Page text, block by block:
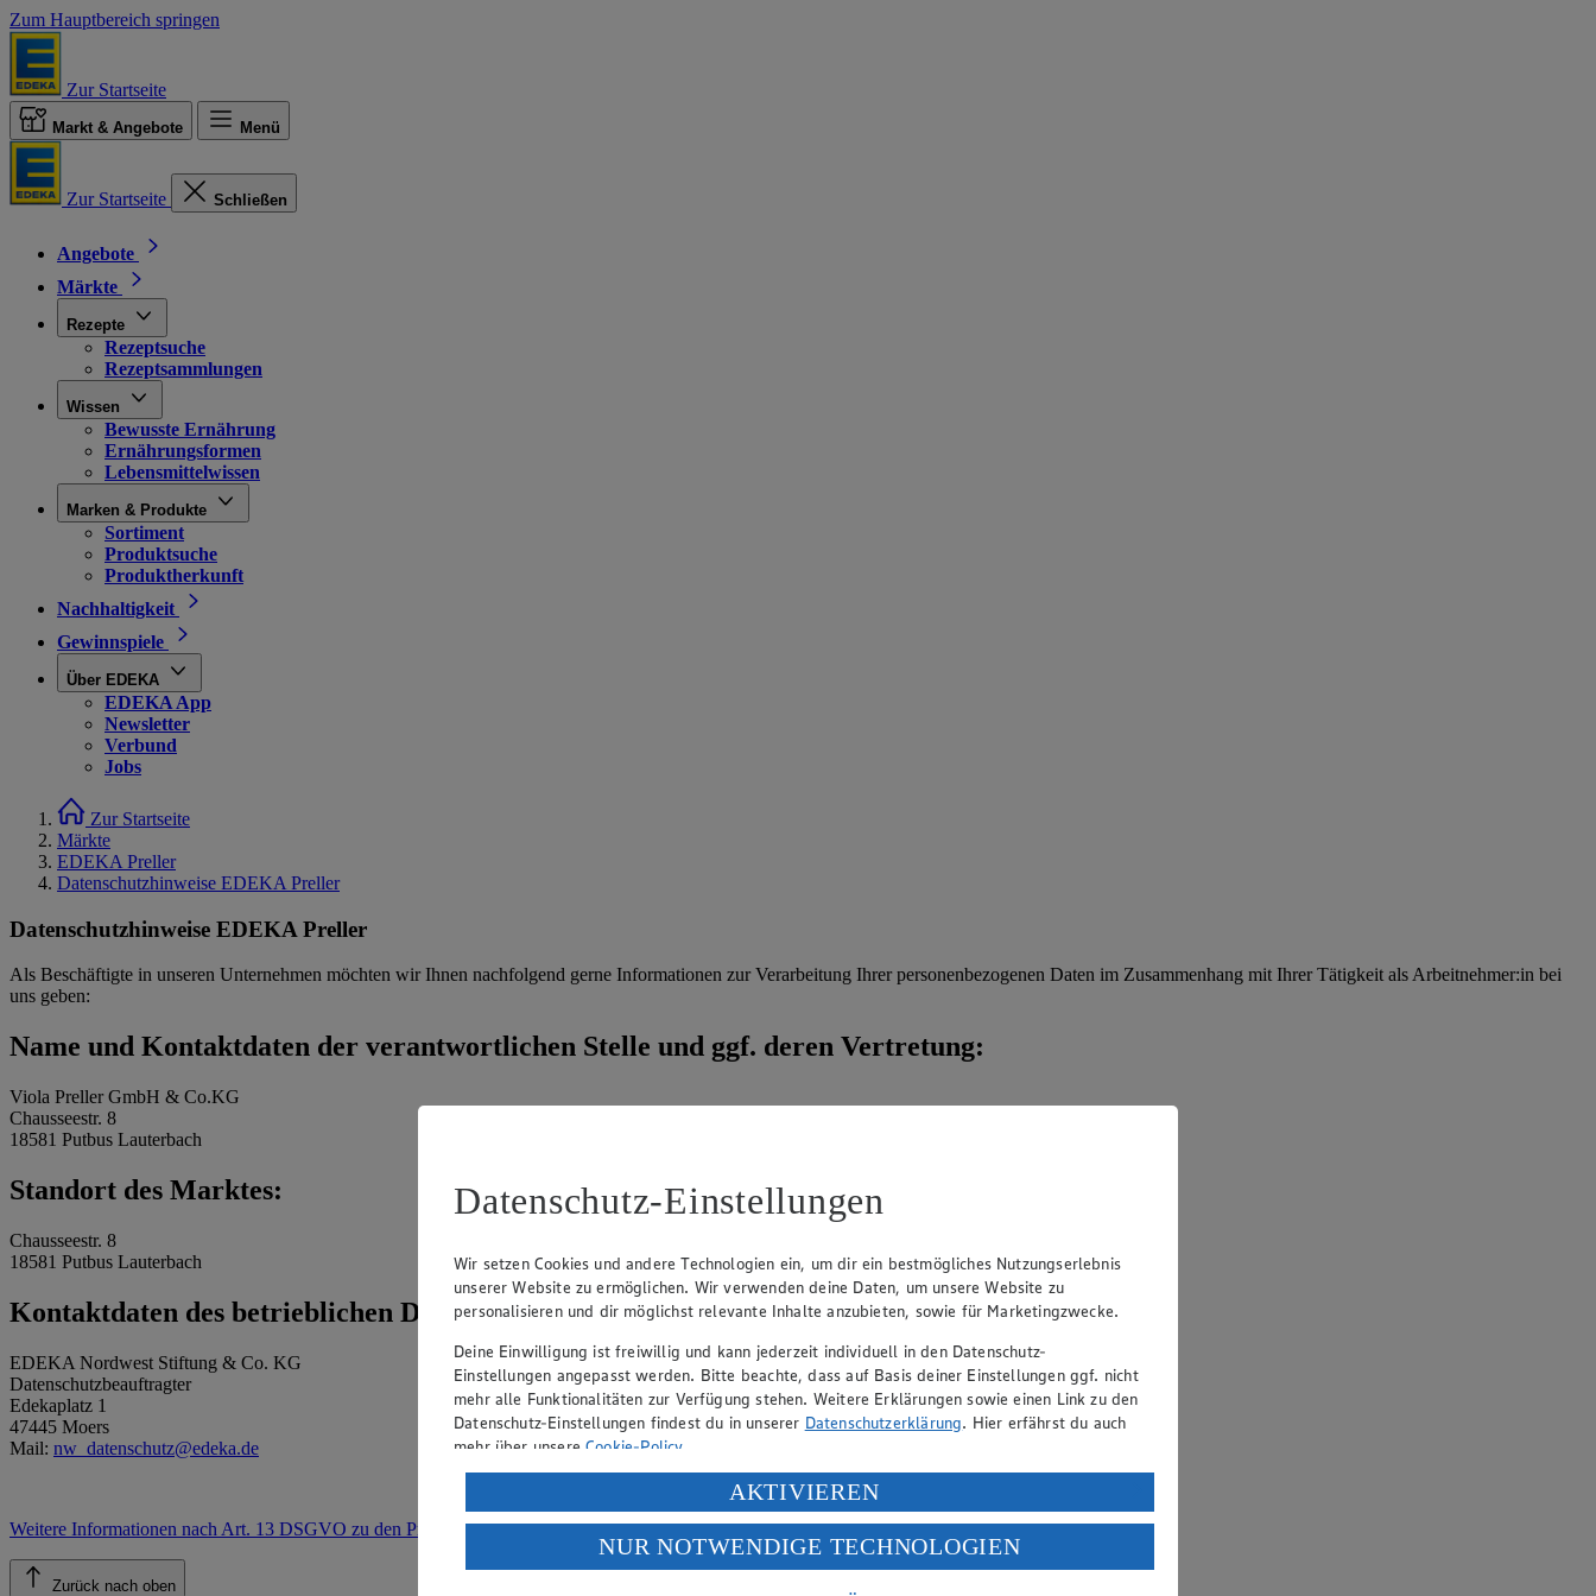
Zum Hauptbereich springen
Zur Startseite
Markt & Angebote Menü
Zur Startseite Schließen
Angebote
Märkte
Rezepte
Rezeptsuche
Rezeptsammlungen
Wissen
Bewusste Ernährung
Ernährungsformen
Lebensmittelwissen
Marken & Produkte
Sortiment
Produktsuche
Produktherkunft
Nachhaltigkeit
Gewinnspiele
Über EDEKA
EDEKA App
Newsletter
Verbund
Jobs
Zur Startseite
Märkte
EDEKA Preller
Datenschutzhinweise EDEKA Preller
Datenschutzhinweise EDEKA Preller
Als Beschäftigte in unseren Unternehmen möchten wir Ihnen nachfolgend gerne Informationen zur Verarbeitung Ihrer personenbezogenen Daten im Zusammenhang mit Ihrer Tätigkeit als Arbeitnehmer:in bei
uns geben:
Name und Kontaktdaten der verantwortlichen Stelle und ggf. deren Vertretung:
Viola Preller GmbH & Co.KG
Chausseestr. 8
18581 Putbus Lauterbach
Standort des Marktes:
Chausseestr. 8
18581 Putbus Lauterbach
Kontaktdaten des betrieblichen Datenschutzbeauftragten:
EDEKA Nordwest Stiftung & Co. KG
Datenschutzbeauftragter
Edekaplatz 1
47445 Moers
Mail: nw_datenschutz@edeka.de
Weitere Informationen nach Art. 13 DSGVO zu den Prozessen.
Zurück nach oben
Datenschutz-Einstellungen
Wir setzen Cookies und andere Technologien ein, um dir ein bestmögliches Nutzungserlebnis
unserer Website zu ermöglichen. Wir verwenden deine Daten, um unsere Website zu
personalisieren und dir möglichst relevante Inhalte anzubieten, sowie für Marketingzwecke.
Deine Einwilligung ist freiwillig und kann jederzeit individuell in den Datenschutz-
Einstellungen angepasst werden. Bitte beachte, dass auf Basis deiner Einstellungen ggf. nicht
mehr alle Funktionalitäten zur Verfügung stehen. Weitere Erklärungen sowie einen Link zu den
Datenschutz-Einstellungen findest du in unserer Datenschutzerklärung. Hier erfährst du auch
mehr über unsereCookie-Policy.
Verarbeitung deiner personenbezogenen Daten in den USA durch Facebook und YouTube:
Wenn du auf „Aktivieren“ klickst, willigst du im Sinne des Art. 49 Abs. 1 Satz 1 lit. a) DSGVO
ein, dass deine Daten in den USA verarbeitet werden. Der EuGH sieht die USA als Land mit
einem nach europäischen Standards nicht angemessenen Datenschutzniveau an. Es besteht das
AKTIVIEREN
NUR NOTWENDIGE TECHNOLOGIEN